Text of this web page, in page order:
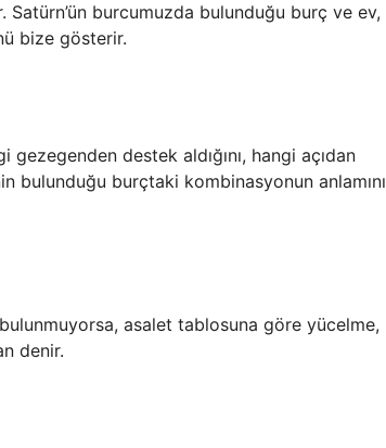
Satürn’ün burcumuzda bulunduğu burç ve ev,
bize gösterir.
gezegenden destek aldığını, hangi açıdan
bulunduğu burçtaki kombinasyonun anlamını
asalet tablosuna göre yücelme,
denir.